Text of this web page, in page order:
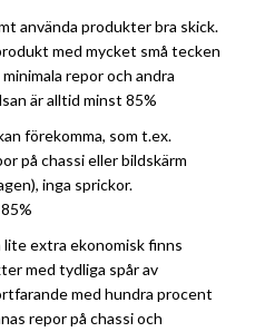
använda produkter bra skick.
med mycket små tecken
repor och andra
är alltid minst 85%
förekomma, som t.ex.
på chassi eller bildskärm
inga sprickor.
lite extra ekonomisk finns
med tydliga spår av
med hundra procent
repor på chassi och